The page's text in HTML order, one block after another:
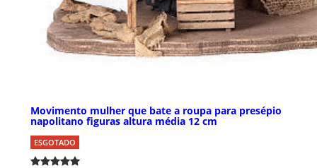
Movimento mulher que bate a roupa para presépio
napolitano figuras altura média 12 cm
ESGOTADO